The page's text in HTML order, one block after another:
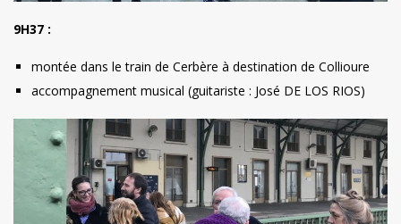
9H37 :
montée dans le train de Cerbère à destination de Collioure
accompagnement musical (guitariste : José DE LOS RIOS)